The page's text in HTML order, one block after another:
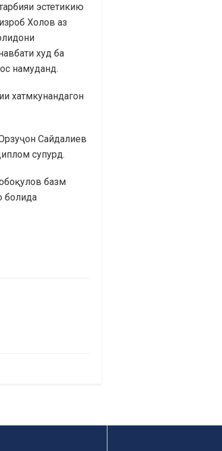
эстетикию
Холов аз
худ ба
намуданд.
хатмкунандагон
Сайдалиев
супурд.
базм
болида